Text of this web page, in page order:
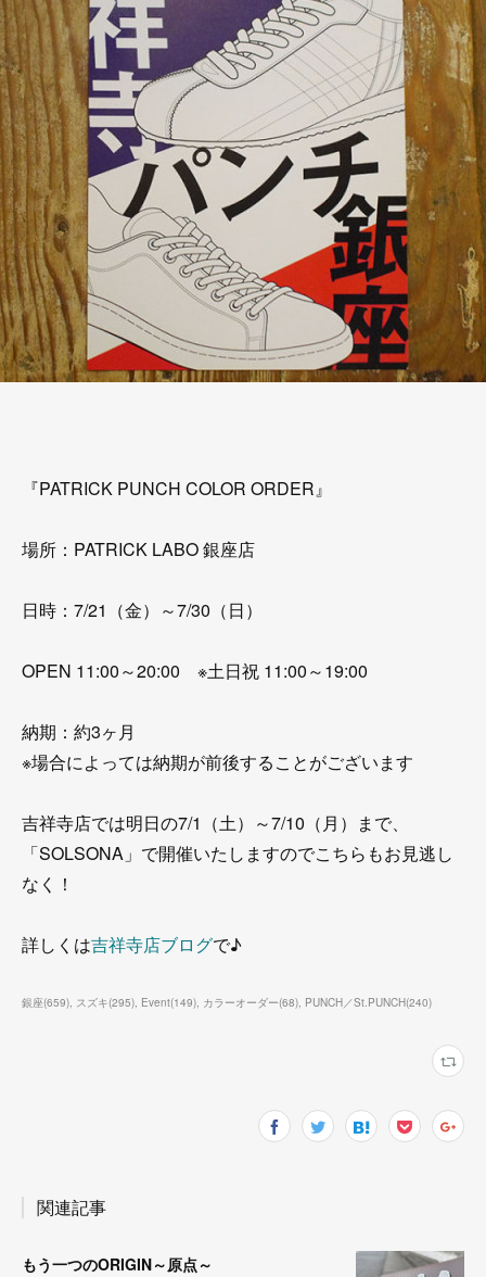
『PATRICK PUNCH COLOR ORDER』
場所：PATRICK LABO 銀座店
日時：7/21（金）～7/30（日）
OPEN 11:00～20:00 ※土日祝 11:00～19:00
納期：約3ヶ月
※場合によっては納期が前後することがございます
吉祥寺店では明日の7/1（土）～7/10（月）まで、
「SOLSONA」で開催いたしますのでこちらもお見逃し
なく！
詳しくは吉祥寺店ブログで♪
銀座(659) スズキ(295) Event(149) カラーオーダー(68) PUNCH／St.PUNCH(240)
関連記事
もう一つのORIGIN～原点～